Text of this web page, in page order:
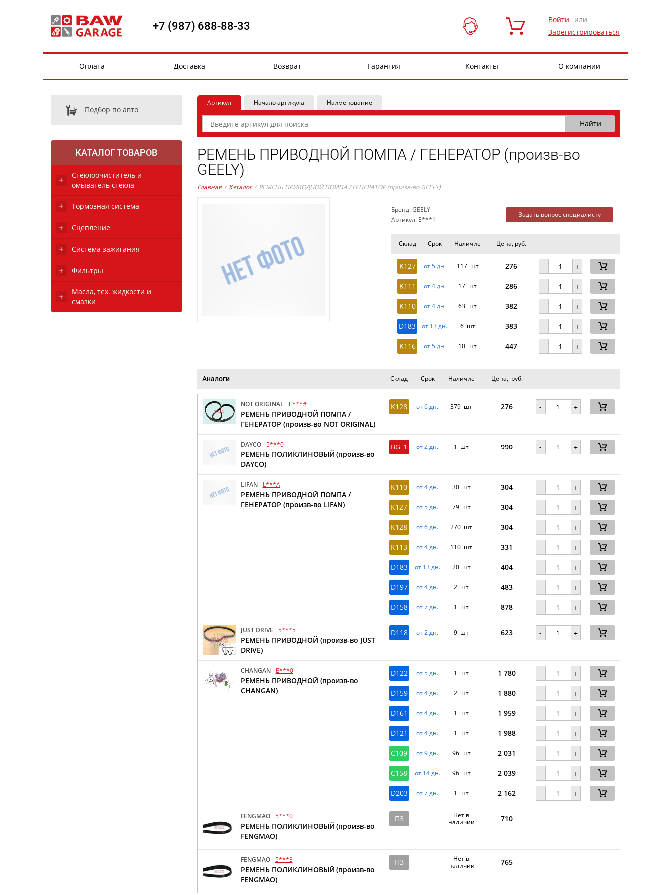
+7 (987) 688-88-33 Войти
или
Зарегистрироваться
Оплата Доставка Возврат Гарантия Контакты О компании
Подбор по авто
КАТАЛОГ ТОВАРОВ
Стеклоочиститель и
омыватель стекла
Тормозная система
Сцепление
Система зажигания
Фильтры
Масла, тех. жидкости и
смазки
Артикул Начало артикула Наименование
РЕМЕНЬ ПРИВОДНОЙ ПОМПА / ГЕНЕРАТОР (произв-во
GEELY)
Главная / Каталог / РЕМЕНЬ ПРИВОДНОЙ ПОМПА / ГЕНЕРАТОР (произв-во GEELY)
Бренд: GEELY
Артикул: E***1
Задать вопрос специалисту
Склад Срок Наличие Цена, руб.
K127 от 5 дн. 117 шт 276 - +
K111 от 4 дн. 17 шт 286 - +
K110 от 4 дн. 63 шт 382 - +
D183 от 13 дн. 6 шт 383 - +
K116 от 5 дн. 10 шт 447 - +
Аналоги Склад Срок Наличие Цена, руб.
NOT ORIGINAL E***#
РЕМЕНЬ ПРИВОДНОЙ ПОМПА /
ГЕНЕРАТОР (произв-во NOT ORIGINAL)
K128 от 6 дн. 379 шт 276 - +
DAYCO 5***0
РЕМЕНЬ ПОЛИКЛИНОВЫЙ (произв-во
DAYCO)
BG_1 от 2 дн. 1 шт 990 - +
LIFAN L***A
РЕМЕНЬ ПРИВОДНОЙ ПОМПА /
ГЕНЕРАТОР (произв-во LIFAN)
K110 от 4 дн. 30 шт 304 - +
K127 от 5 дн. 79 шт 304 - +
K128 от 6 дн. 270 шт 304 - +
K113 от 4 дн. 110 шт 331 - +
D183 от 13 дн. 20 шт 404 - +
D197 от 4 дн. 2 шт 483 - +
D158 от 7 дн. 1 шт 878 - +
JUST DRIVE 5***5
РЕМЕНЬ ПРИВОДНОЙ (произв-во JUST
DRIVE)
D118 от 2 дн. 9 шт 623 - +
CHANGAN E***0
РЕМЕНЬ ПРИВОДНОЙ (произв-во
CHANGAN)
D122 от 5 дн. 1 шт 1 780 - +
D159 от 4 дн. 2 шт 1 880 - +
D161 от 4 дн. 1 шт 1 959 - +
D121 от 4 дн. 1 шт 1 988 - +
C109 от 9 дн. 96 шт 2 031 - +
C158 от 14 дн. 96 шт 2 039 - +
D203 от 7 дн. 1 шт 2 162 - +
FENGMAO 5***0
РЕМЕНЬ ПОЛИКЛИНОВЫЙ (произв-во
FENGMAO)
ПЗ
Нет в
наличии
710
FENGMAO 5***3
РЕМЕНЬ ПОЛИКЛИНОВЫЙ (произв-во
FENGMAO)
ПЗ
Нет в
наличии
765